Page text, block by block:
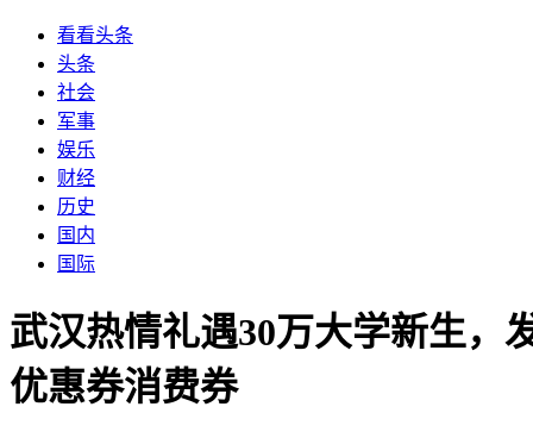
看看头条
头条
社会
军事
娱乐
财经
历史
国内
国际
武汉热情礼遇30万大学新生，
优惠券消费券